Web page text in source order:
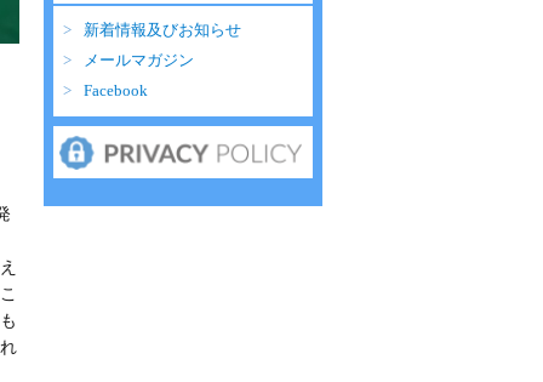
新着情報及びお知らせ
メールマガジン
Facebook